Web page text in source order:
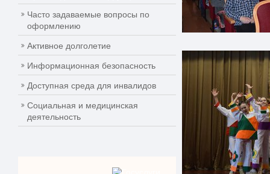
Часто задаваемые вопросы по
оформлению
Активное долголетие
Информационная безопасность
Доступная среда для инвалидов
Социальная и медицинская
деятельность